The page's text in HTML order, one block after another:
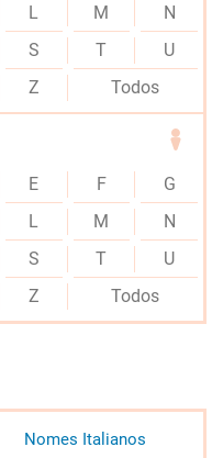
L M
N
S T
U
Z Todos
E F
G
L M
N
S T
U
Z Todos
Nomes Italianos